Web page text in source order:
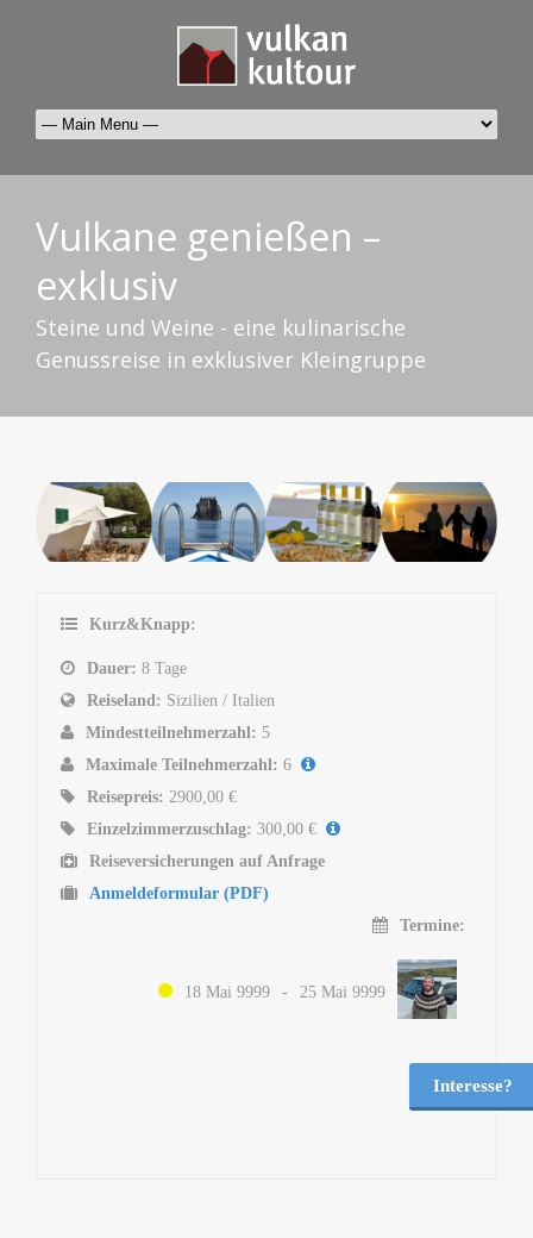
Vulkane genießen –
exklusiv
Steine und Weine - eine kulinarische
Genussreise in exklusiver Kleingruppe
Kurz&Knapp:
Dauer: 8 Tage
Reiseland: Sizilien / Italien
Mindestteilnehmerzahl: 5
Maximale Teilnehmerzahl: 6
Reisepreis: 2900,00 €
Einzelzimmerzuschlag: 300,00 €
Reiseversicherungen auf Anfrage
Anmeldeformular (PDF)
Termine:
18 Mai 9999 - 25 Mai 9999
Interesse?